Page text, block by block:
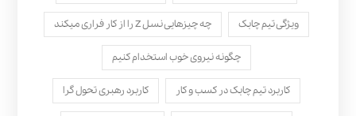
ویژگی تیم چابک چه چیزهایی نسل Z را از کار فراری میکند
چگونه نیروی خوب استخدام کنیم
کاربرد تیم چابک در کسب و کار کاربرد رهبری تحول‌ گرا